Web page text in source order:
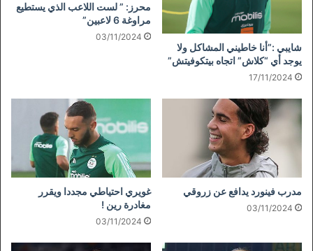
شايبي :”أنا خاطيني المشاكل ولا
يوجد أي “كلاش” اتجاه بيتكوفيتش”
17/11/2024
محرز: ” لست اللاعب الذي يستطيع
مراوغة 6 لاعبين”
03/11/2024
مدرب فينورد يدافع عن زروقي
03/11/2024
غويري احتياطي مجددا ويقرر
مغادرة رين !
03/11/2024